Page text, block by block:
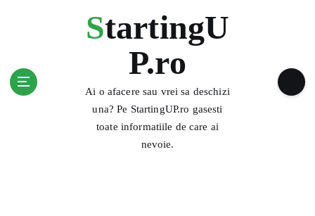
StartingU
P.ro
Ai o afacere sau vrei sa deschizi
una? Pe StartingUP.ro gasesti
toate informatiile de care ai
nevoie.